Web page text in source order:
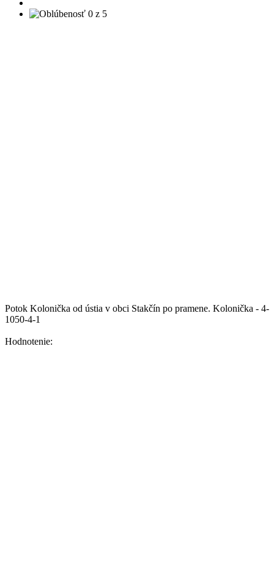
Potok Kolonička od ústia v obci Stakčín po pramene. Kolonička - 4-
1050-4-1
Hodnotenie: